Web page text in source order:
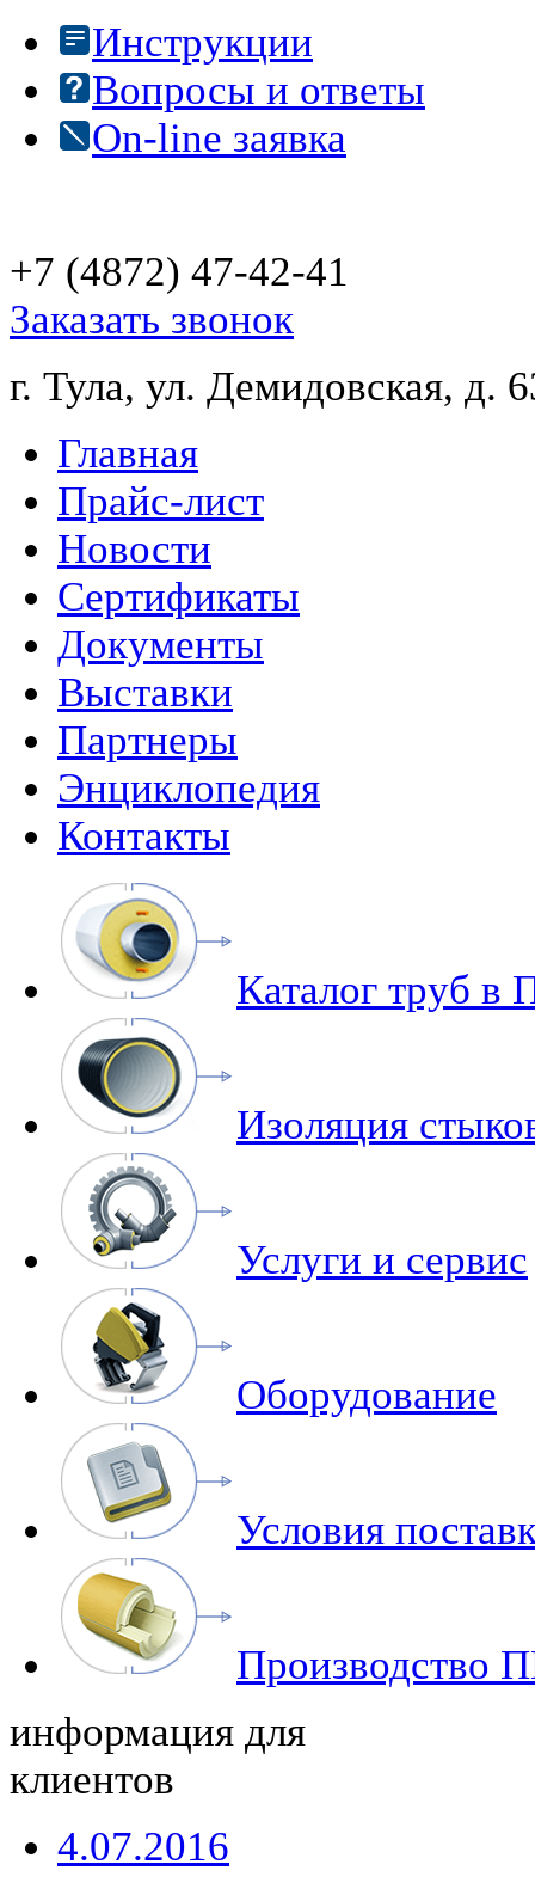
Инструкции
Вопросы и ответы
On-line заявка
+7 (4872) 47-42-41
Заказать звонок
г. Тула, ул. Демидовская, д.
Главная
Прайс-лист
Новости
Сертификаты
Документы
Выставки
Партнеры
Энциклопедия
Контакты
Каталог труб в
Изоляция
Услуги и сервис
Оборудование
Условия
Производство
информация для
клиентов
4.07.2016